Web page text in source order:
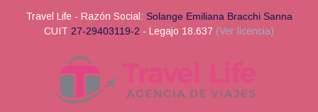
Travel Life - Razón Social: Solange Emiliana Bracchi Sanna
CUIT 27-29403119-2 - Legajo 18.637 (Ver licencia)